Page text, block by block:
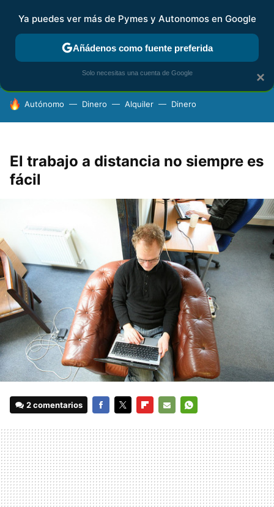
FISCALIDAD Y CONTABILIDAD KIT DIGITAL RENTA
HOY SE HABLA DE
Autónomo Dinero Alquiler Dinero
El trabajo a distancia no siempre es
fácil
2 comentarios
MAIL
×
Ya puedes ver más de Pymes y Autonomos en Google
Añádenos como fuente preferida
Solo necesitas una cuenta de Google